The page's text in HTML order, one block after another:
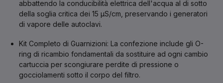
abbattendo la conducibilità elettrica dell'acqua al di sotto
della soglia critica dei 15 µS/cm, preservando i generatori
di vapore delle autoclavi.
Kit Completo di Guarnizioni: La confezione include gli O-
ring di ricambio fondamentali da sostituire ad ogni cambio
cartuccia per scongiurare perdite di pressione o
gocciolamenti sotto il corpo del filtro.